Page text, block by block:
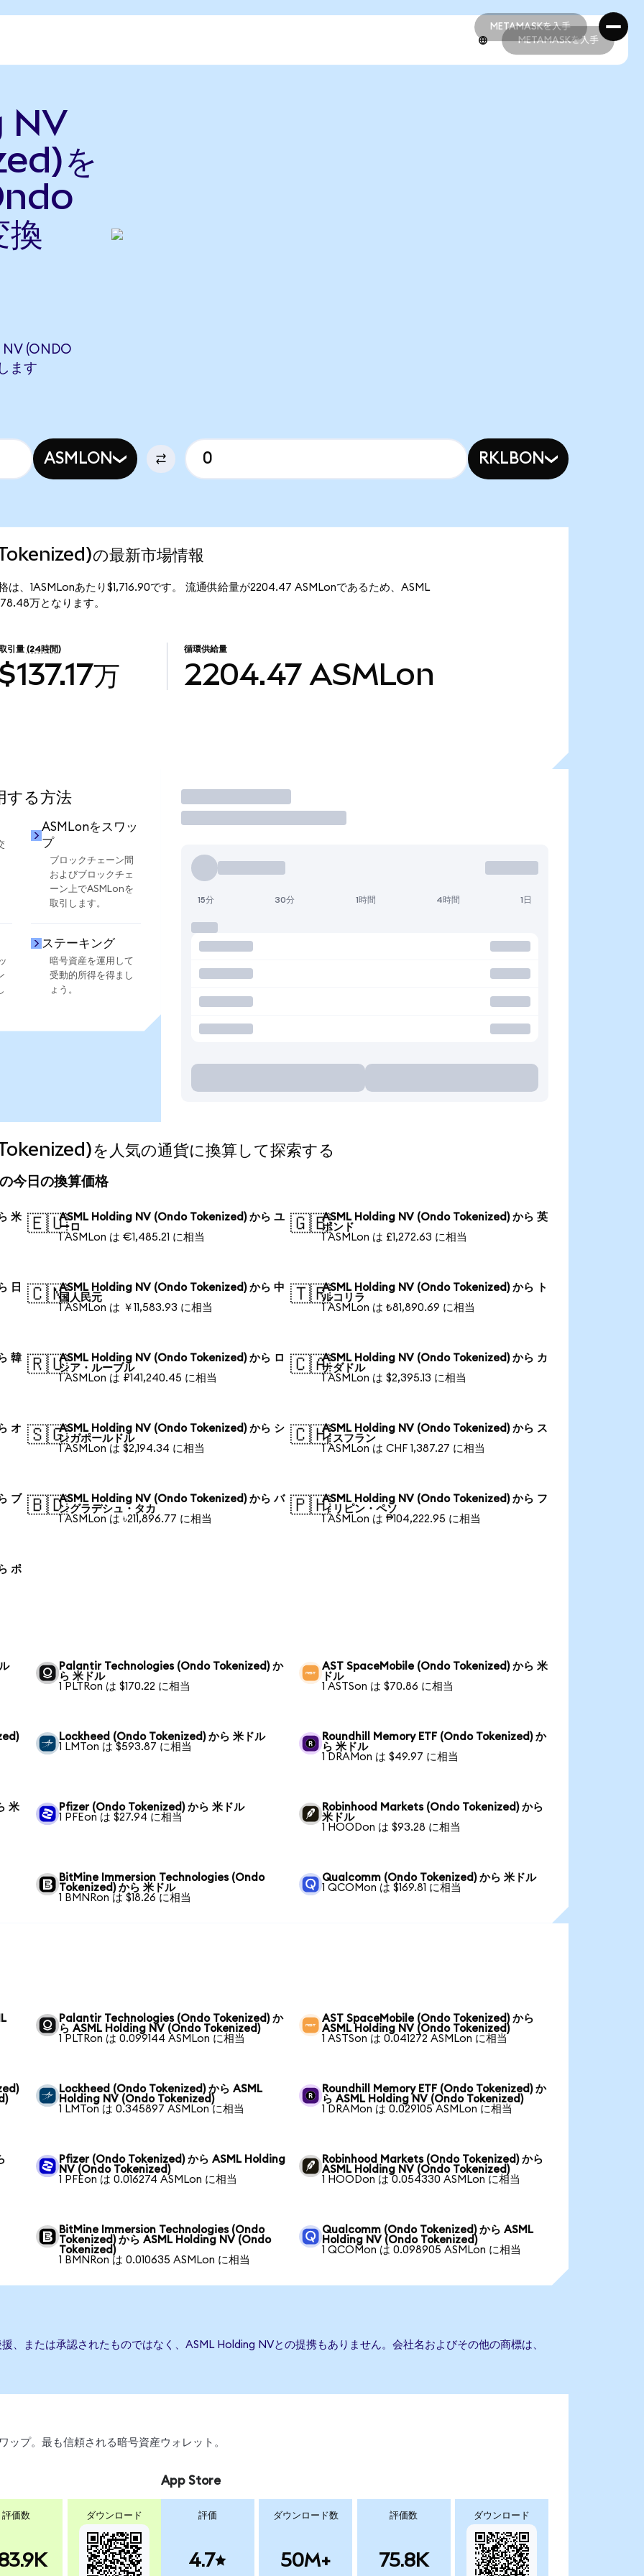
METAMASKを入手
METAMASKを入手
METAMASKを入手
NV
を
(ONDO
ます
ASMLON RKLBON
の最新市場情報
、1ASMLonあたり$1,716.90です。 流通供給量が2204.47 ASMLonであるため、ASML
万となります。
引量 (24時間)
万
循環供給量
2204.47 ASMLon
る方法
ASMLonをスワッ
プ
ブロックチェーン間
およびブロックチェ
ーン上でASMLonを
取引します。
ステーキング
暗号資産を運用して
受動的所得を得まし
ょう。
取引
15分 30分 1時間 4時間 1日
を人気の通貨に換算して探索する
今日の換算価格
米 🇪🇺ASML Holding NV (Ondo Tokenized) から ユ
ーロ
1 ASMLon は €1,485.21 に相当
🇬🇧ASML Holding NV (Ondo Tokenized) から 英
ポンド
1 ASMLon は £1,272.63 に相当
日 🇨🇳ASML Holding NV (Ondo Tokenized) から 中
国人民元
1 ASMLon は ￥11,583.93 に相当
🇹🇷ASML Holding NV (Ondo Tokenized) から ト
ルコリラ
1 ASMLon は ₺81,890.69 に相当
韓 🇷🇺ASML Holding NV (Ondo Tokenized) から ロ
シア・ルーブル
1 ASMLon は ₽141,240.45 に相当
🇨🇦ASML Holding NV (Ondo Tokenized) から カ
ナダドル
1 ASMLon は $2,395.13 に相当
オ 🇸🇬ASML Holding NV (Ondo Tokenized) から シ
ンガポールドル
1 ASMLon は $2,194.34 に相当
🇨🇭ASML Holding NV (Ondo Tokenized) から ス
イスフラン
1 ASMLon は CHF 1,387.27 に相当
ブ 🇧🇩ASML Holding NV (Ondo Tokenized) から バ
ングラデシュ・タカ
1 ASMLon は ৳211,896.77 に相当
🇵🇭ASML Holding NV (Ondo Tokenized) から フ
ィリピン・ペソ
1 ASMLon は ₱104,222.95 に相当
ポ
Palantir Technologies (Ondo Tokenized) か
ら 米ドル
1 PLTRon は $170.22 に相当
AST SpaceMobile (Ondo Tokenized) から 米
ドル
1 ASTSon は $70.86 に相当
Lockheed (Ondo Tokenized) から 米ドル
1 LMTon は $593.87 に相当
Roundhill Memory ETF (Ondo Tokenized) か
ら 米ドル
1 DRAMon は $49.97 に相当
米
Pfizer (Ondo Tokenized) から 米ドル
1 PFEon は $27.94 に相当
Robinhood Markets (Ondo Tokenized) から
米ドル
1 HOODon は $93.28 に相当
BitMine Immersion Technologies (Ondo
Tokenized) から 米ドル
1 BMNRon は $18.26 に相当
Qualcomm (Ondo Tokenized) から 米ドル
1 QCOMon は $169.81 に相当
Palantir Technologies (Ondo Tokenized) か
ら ASML Holding NV (Ondo Tokenized)
1 PLTRon は 0.099144 ASMLon に相当
AST SpaceMobile (Ondo Tokenized) から
ASML Holding NV (Ondo Tokenized)
1 ASTSon は 0.041272 ASMLon に相当
Lockheed (Ondo Tokenized) から ASML
Holding NV (Ondo Tokenized)
1 LMTon は 0.345897 ASMLon に相当
Roundhill Memory ETF (Ondo Tokenized) か
ら ASML Holding NV (Ondo Tokenized)
1 DRAMon は 0.029105 ASMLon に相当
Pfizer (Ondo Tokenized) から ASML Holding
NV (Ondo Tokenized)
1 PFEon は 0.016274 ASMLon に相当
Robinhood Markets (Ondo Tokenized) から
ASML Holding NV (Ondo Tokenized)
1 HOODon は 0.054330 ASMLon に相当
BitMine Immersion Technologies (Ondo
Tokenized) から ASML Holding NV (Ondo
Tokenized)
1 BMNRon は 0.010635 ASMLon に相当
Qualcomm (Ondo Tokenized) から ASML
Holding NV (Ondo Tokenized)
1 QCOMon は 0.098905 ASMLon に相当
、または承認されたものではなく、ASML Holding NVとの提携もありません。会社名およびその他の商標は、
プ。最も信頼される暗号資産ウォレット。
評価数 ダウンロード
App Store
評価
4.7
ダウンロード数
50M+
評価数
75.8K
ダウンロード